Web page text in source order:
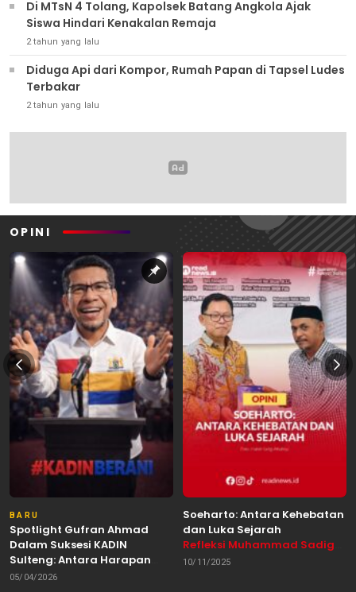
Di MTsN 4 Tolang, Kapolsek Batang Angkola Ajak
Siswa Hindari Kenakalan Remaja
2 tahun yang lalu
Diduga Api dari Kompor, Rumah Papan di Tapsel Ludes
Terbakar
2 tahun yang lalu
OPINI
BARU
Spotlight Gufran Ahmad
Dalam Suksesi KADIN
Sulteng: Antara Harapan
dan Kebutuhan Perubahan
05/04/2026
Soeharto: Antara Kehebatan
dan Luka Sejarah
Refleksi Muhammad Sadig
Alhabsyie, Akademisi UIN
10/11/2025